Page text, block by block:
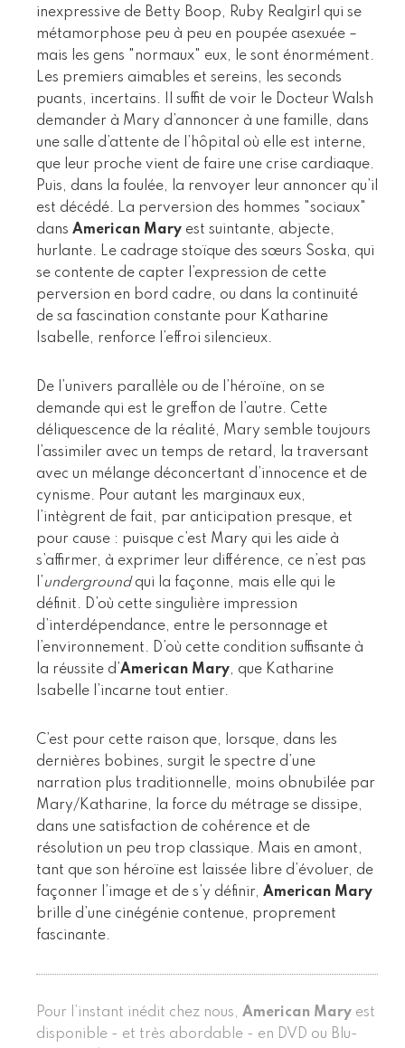
inexpressive de Betty Boop, Ruby Realgirl qui se
métamorphose peu à peu en poupée asexuée –
mais les gens "normaux" eux, le sont énormément.
Les premiers aimables et sereins, les seconds
puants, incertains. Il suffit de voir le Docteur Walsh
demander à Mary d’annoncer à une famille, dans
une salle d’attente de l’hôpital où elle est interne,
que leur proche vient de faire une crise cardiaque.
Puis, dans la foulée, la renvoyer leur annoncer qu’il
est décédé. La perversion des hommes "sociaux"
dans American Mary est suintante, abjecte,
hurlante. Le cadrage stoïque des sœurs Soska, qui
se contente de capter l’expression de cette
perversion en bord cadre, ou dans la continuité
de sa fascination constante pour Katharine
Isabelle, renforce l’effroi silencieux.
De l’univers parallèle ou de l’héroïne, on se
demande qui est le greffon de l’autre. Cette
déliquescence de la réalité, Mary semble toujours
l’assimiler avec un temps de retard, la traversant
avec un mélange déconcertant d’innocence et de
cynisme. Pour autant les marginaux eux,
l’intègrent de fait, par anticipation presque, et
pour cause : puisque c’est Mary qui les aide à
s’affirmer, à exprimer leur différence, ce n’est pas
l’ undergroundqui la façonne, mais elle qui le
définit. D’où cette singulière impression
d’interdépendance, entre le personnage et
l’environnement. D’où cette condition suffisante à
la réussite d’ American Mary, que Katharine
Isabelle l’incarne tout entier.
C’est pour cette raison que, lorsque, dans les
dernières bobines, surgit le spectre d’une
narration plus traditionnelle, moins obnubilée par
Mary/Katharine, la force du métrage se dissipe,
dans une satisfaction de cohérence et de
résolution un peu trop classique. Mais en amont,
tant que son héroïne est laissée libre d’évoluer, de
façonner l’image et de s’y définir, American Mary
brille d’une cinégénie contenue, proprement
fascinante.
Pour l’instant inédit chez nous, American Mary est
disponible - et très abordable - en DVD ou Blu-